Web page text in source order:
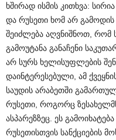
ხშირად ისმის კითხვა:
და რუსეთი ხომ არ
შეიძლება აღვნიშნოთ, რომ
გამოუტანა განაჩენი
არ სურს ხელისუფლების
დაინტერესებული, ამ
საუდის არაბეთში
რუსეთი, როგორც
ასპარეზზეც. ეს
რუსეთისთვის სანქციების